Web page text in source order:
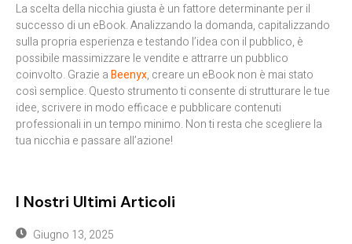
La scelta della nicchia giusta è un fattore determinante per il
successo di un eBook. Analizzando la domanda, capitalizzando
sulla propria esperienza e testando l’idea con il pubblico, è
possibile massimizzare le vendite e attrarre un pubblico
coinvolto. Grazie aBeenyx, creare un eBook non è mai stato
così semplice. Questo strumento ti consente di strutturare le tue
idee, scrivere in modo efficace e pubblicare contenuti
professionali in un tempo minimo. Non ti resta che scegliere la
tua nicchia e passare all’azione!
I Nostri Ultimi Articoli
Giugno 13, 2025